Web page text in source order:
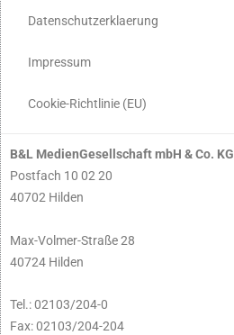
Datenschutzerklaerung
Impressum
Cookie-Richtlinie (EU)
B&L MedienGesellschaft mbH & Co. KG
Postfach 10 02 20
40702 Hilden
Max-Volmer-Straße 28
40724 Hilden
Tel.: 02103/204-0
Fax: 02103/204-204